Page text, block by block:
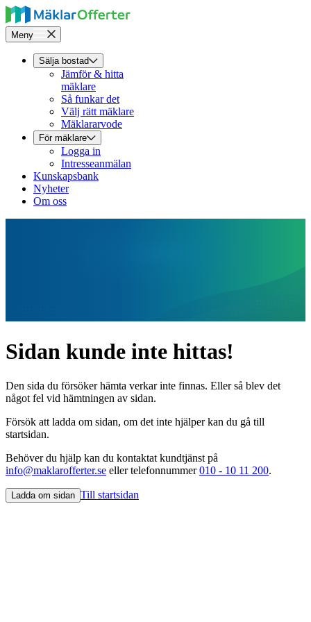
Meny
Sälja bostad
Jämför & hitta
mäklare
Så funkar det
Välj rätt mäklare
Mäklararvode
För mäklare
Logga in
Intresseanmälan
Kunskapsbank
Nyheter
Om oss
Sidan kunde inte hittas!
Den sida du försöker hämta verkar inte finnas. Eller så blev det
något fel vid hämtningen av sidan.
Försök att ladda om sidan, om det inte hjälper kan du gå till
startsidan.
Behöver du hjälp kan du kontaktat kundtjänst på
info@maklarofferter.se eller telefonnummer010 - 10 11 200.
Ladda om sidan Till startsidan